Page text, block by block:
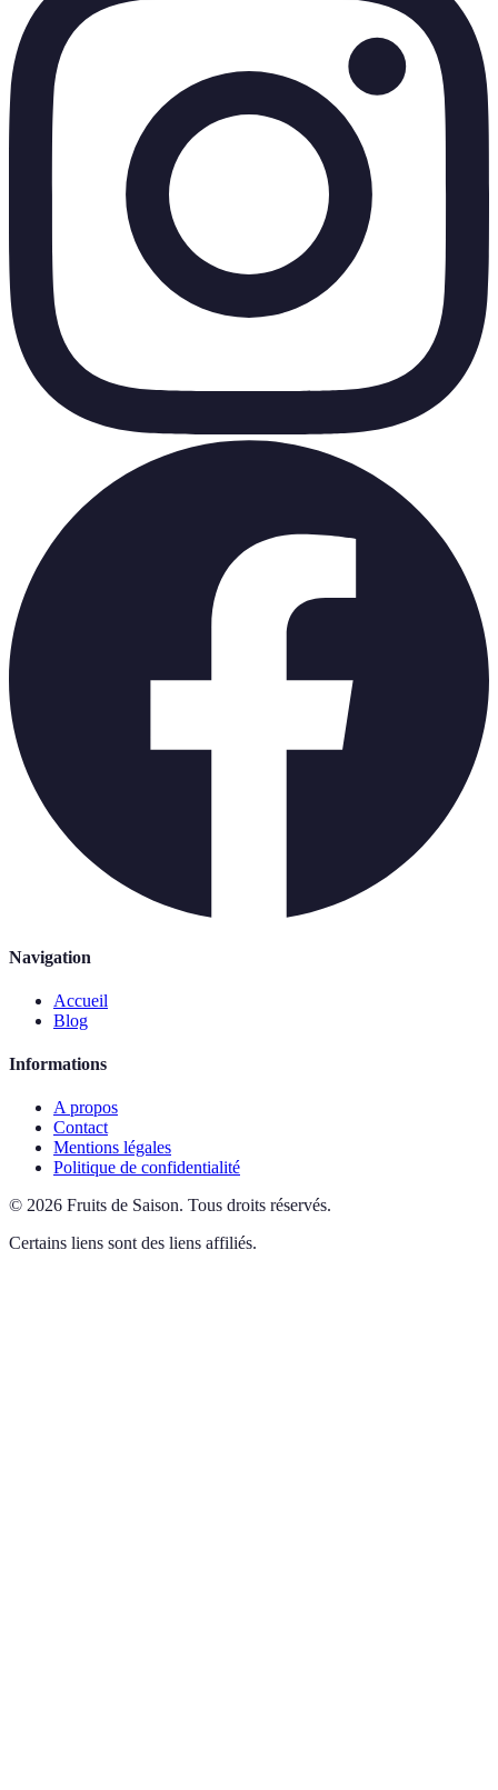
Navigation
Accueil
Blog
Informations
A propos
Contact
Mentions légales
Politique de confidentialité
© 2026 Fruits de Saison. Tous droits réservés.
Certains liens sont des liens affiliés.